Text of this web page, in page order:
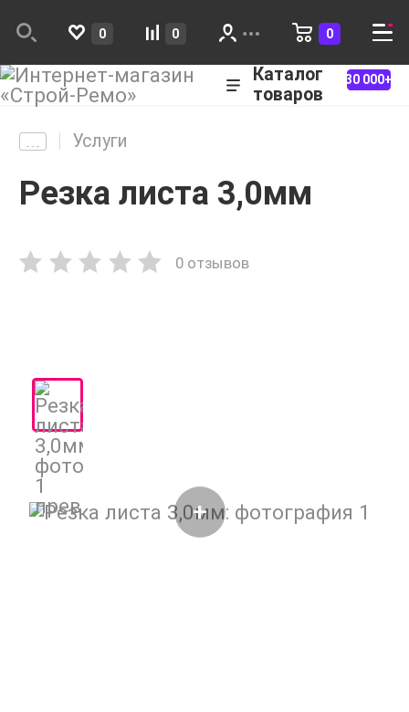
0 0 0
Каталог
товаров
30 000+
Услуги
Резка листа 3,0мм
0 отзывов